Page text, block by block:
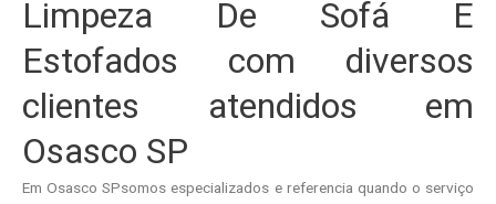
Limpeza De Sofá E
Estofados com diversos
clientes atendidos em
Osasco SP
Em Osasco SPsomos especializados e referencia quando o serviço